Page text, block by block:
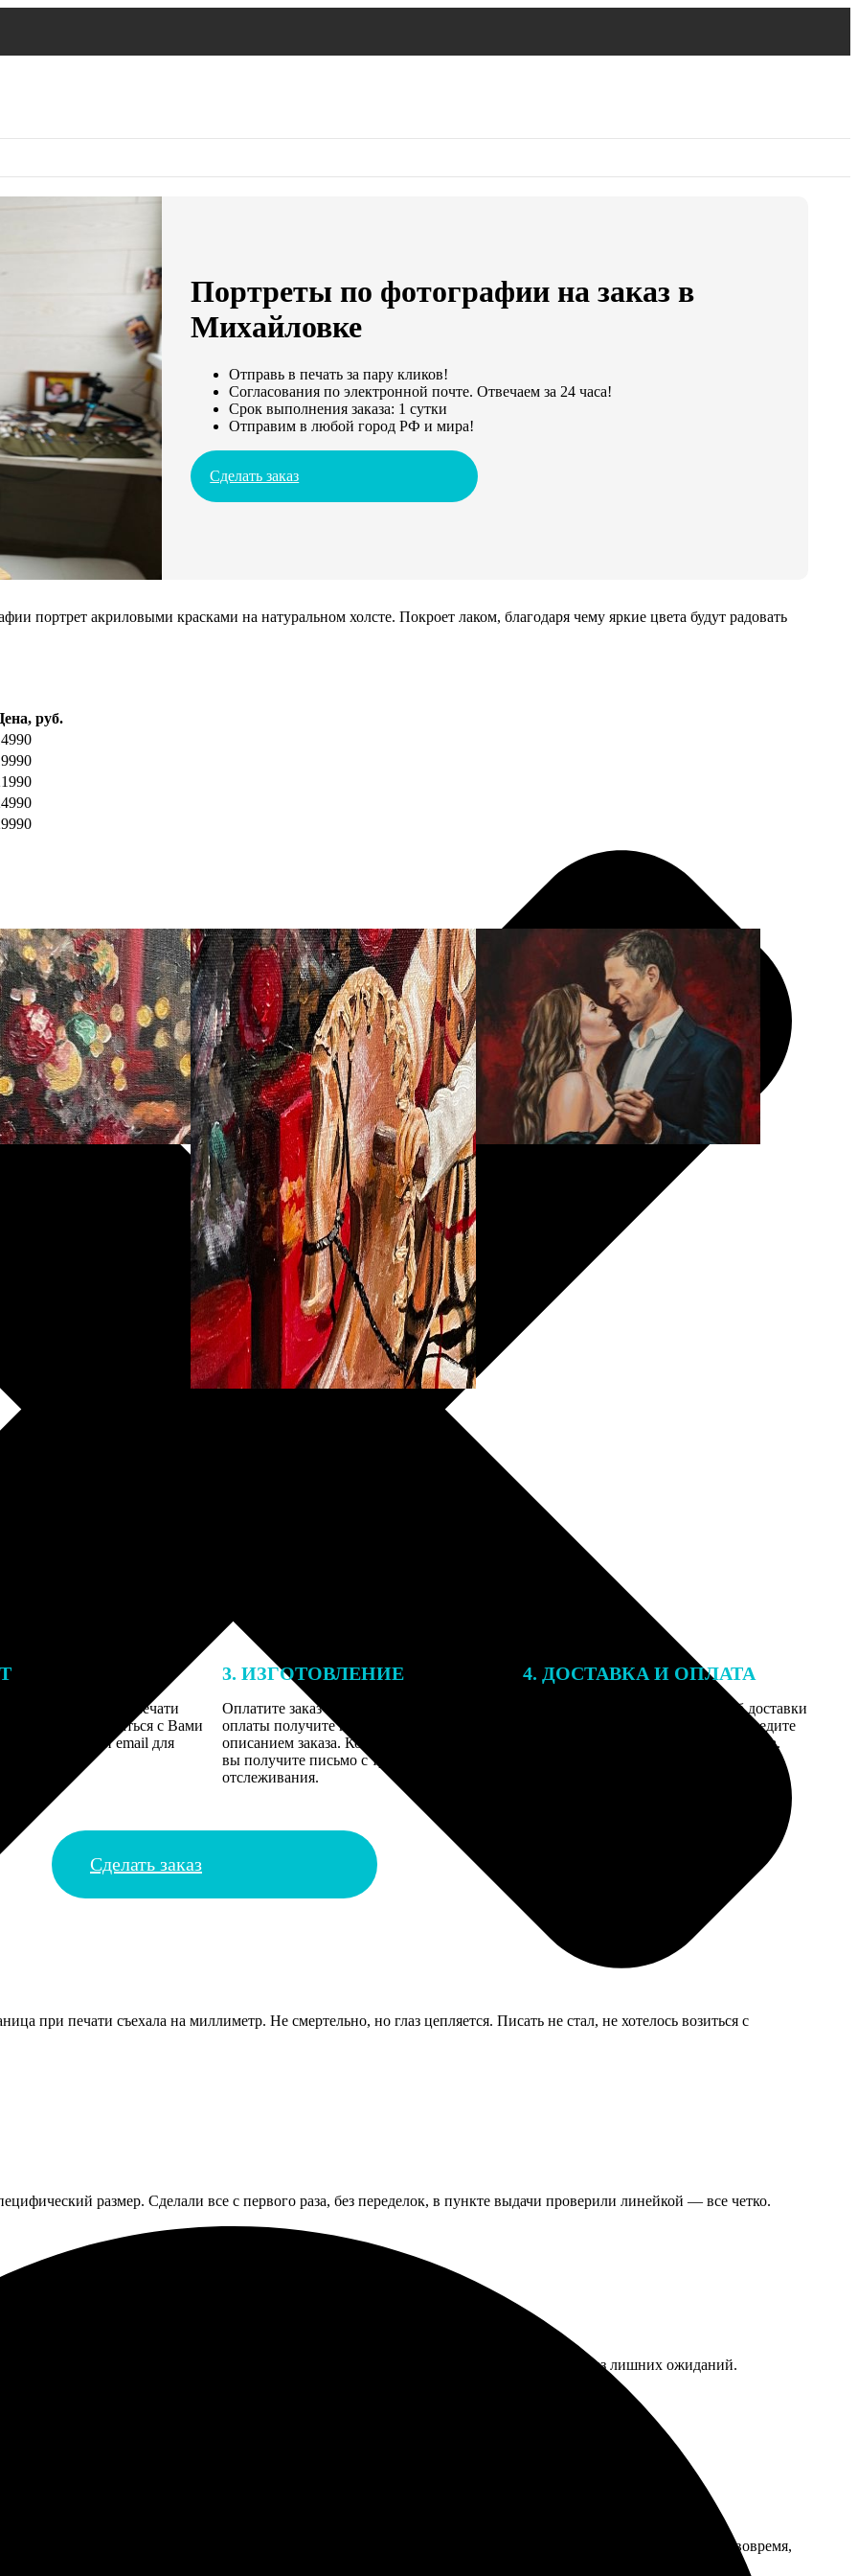
Портреты по фотографии на заказ в
Михайловке
Отправь в печать за пару кликов!
Согласования по электронной почте. Отвечаем за 24 часа!
Срок выполнения заказа: 1 сутки
Отправим в любой город РФ и мира!
Сделать заказ
портрет акриловыми красками на натуральном холсте. Покроет лаком, благодаря чему яркие цвета будут радовать
руб.
заказа к печати
могут связаться с Вами
телефону или email для
3. ИЗГОТОВЛЕНИЕ
Оплатите заказ банковской картой. После
оплаты получите подтверждение на email с
описанием заказа. Когда отправим заказ
вы получите письмо с трек-номером для
отслеживания.
4. ДОСТАВКА И ОПЛАТА
Введите адрес и выберите способ доставки
заказа. Если у вас есть промокод, введите
его в специальное поле для промокода.
Сделать заказ
при печати съехала на миллиметр. Не смертельно, но глаз цепляется. Писать не стал, не хотелось возиться с
размер. Сделали все с первого раза, без переделок, в пункте выдачи проверили линейкой — все четко.
потрясающе! Заказал по фото, всё выполнено точно и быстро. Оперативная доставка, без лишних ожиданий.
доволен результатом, рекомендую тем, кто ценит профессионализм.
портрет по фотографии. Процесс оформления прост и понятен. Очень порадовало качество печати. Доставка вовремя,
ещё!